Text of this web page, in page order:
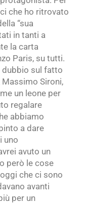
che ho ritrovato
“sua
in tanti a
la carta
Paris, su tutti.
dubbio sul fatto
Sironi,
un leone per
regalare
abbiamo
a dare
uno
avuto un
però le cose
che ci sono
avanti
per un